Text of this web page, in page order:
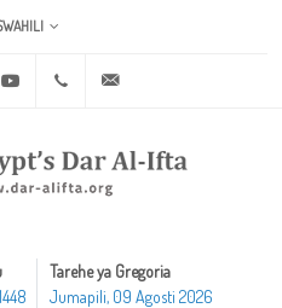
Youtube +20 2 25970400
Tarehe ya Gregoria
Jumapili, 09 Agosti 2026